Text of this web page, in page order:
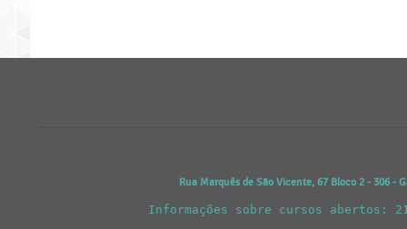
Rua Marquês de São Vicente, 67 Bloco 2 - 306 -
Informações sobre cursos abertos: